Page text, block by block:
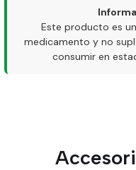
Este producto es
medicamento y no
consumir en